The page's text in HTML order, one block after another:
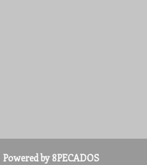
Powered by 8PECADOS